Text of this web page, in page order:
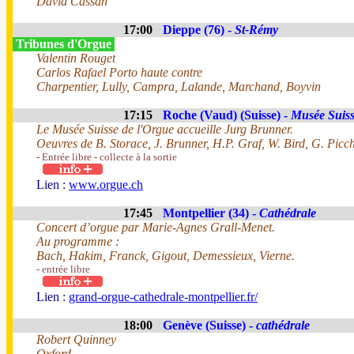
17:00 Dieppe (76) - St-Rémy
Tribunes d'Orgue
Valentin Rouget
Carlos Rafael Porto haute contre
Charpentier, Lully, Campra, Lalande, Marchand, Boyvin
17:15 Roche (Vaud) (Suisse) - Musée
Le Musée Suisse de l'Orgue accueille Jurg Brunner.
Oeuvres de B. Storace, J. Brunner, H.P. Graf, W. Bird, G.
- Entrée libre - collecte à la sortie
Lien : www.orgue.ch
17:45 Montpellier (34) - Cathédrale
Concert d’orgue par Marie-Agnes Grall-Menet.
Au programme :
Bach, Hakim, Franck, Gigout, Demessieux, Vierne.
- entrée libre
Lien : grand-orgue-cathedrale-montpellier.fr/
18:00 Genève (Suisse) - cathédrale
Robert Quinney